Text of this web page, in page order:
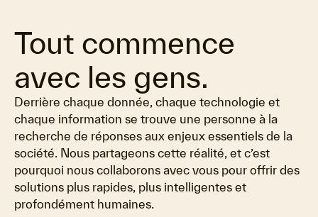
Tout commence
avec les gens.
Derrière chaque donnée, chaque technologie et
chaque information se trouve une personne à la
recherche de réponses aux enjeux essentiels de la
société. Nous partageons cette réalité, et c’est
pourquoi nous collaborons avec vous pour offrir des
solutions plus rapides, plus intelligentes et
profondément humaines.